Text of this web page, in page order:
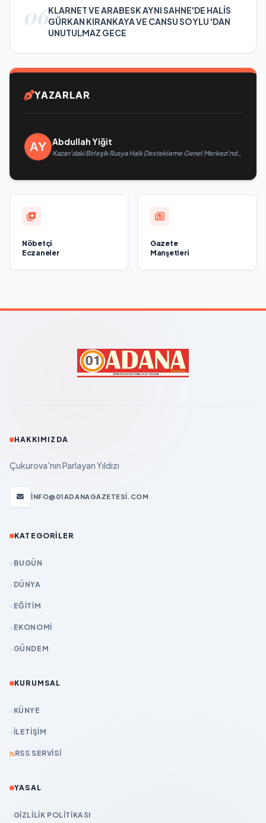
06KLARNET VE ARABESK AYNI SAHNE'DE HALİS
GÜRKAN KIRANKAYA VE CANSU SOYLU 'DAN
UNUTULMAZ GECE
YAZARLAR
Abdullah Yiğit
Kazan’daki Birleşik Rusya Halk Destekleme Genel Merkezi’nde
Nöbetçi
Eczaneler
Gazete
Manşetleri
HAKKIMIZDA
Çukurova'nın Parlayan Yıldızı
INFO@01ADANAGAZETESI.COM
KATEGORILER
BUGÜN
DÜNYA
EĞİTİM
EKONOMİ
GÜNDEM
KURUMSAL
KÜNYE
İLETIŞIM
RSS SERVISI
YASAL
GIZLILIK POLITIKASI